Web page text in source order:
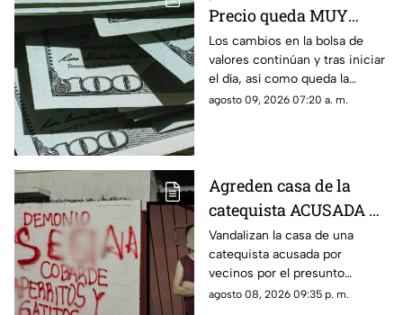
Precio queda MUY
BARATO en Yucatán
Los cambios en la bolsa de
valores continúan y tras iniciar
el día, así como queda la
apertura del precio del dólar
agosto 09, 2026 07:20 a. m.
Agreden casa de la
catequista ACUSADA de
maltrato animal en
Piedra de Agua; así
quedó la vivienda
Vandalizan la casa de una
catequista acusada por
vecinos por el presunto
envenenamiento de mascotas
agosto 08, 2026 09:35 p. m.